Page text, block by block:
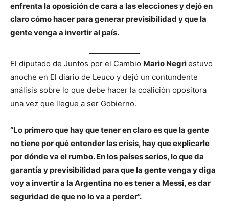
enfrenta la oposición de cara a las elecciones y dejó en
claro cómo hacer para generar previsibilidad y que la
gente venga a invertir al país.
El diputado de Juntos por el Cambio Mario Negriestuvo
anoche en El diario de Leuco y dejó un contundente
análisis sobre lo que debe hacer la coalición opositora
una vez que llegue a ser Gobierno.
“Lo primero que hay que tener en claro es que la gente
no tiene por qué entender las crisis, hay que explicarle
por dónde va el rumbo. En los países serios, lo que da
garantía y previsibilidad para que la gente venga y diga
voy a invertir a la Argentina no es tener a Messi, es dar
seguridad de que no lo va a perder”.